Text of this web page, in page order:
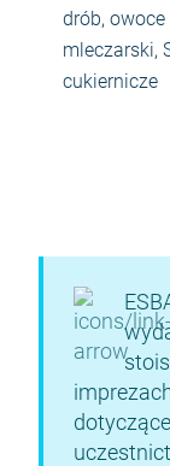
drób,
mleczarski,
cukiernicze